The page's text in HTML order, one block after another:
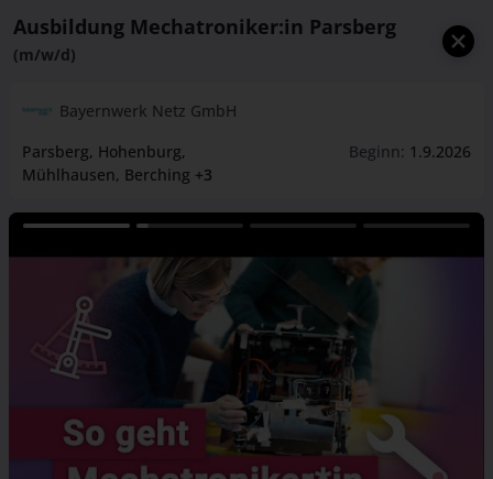
Ausbildung Mechatroniker:in Parsberg
(m/w/d)
Bayernwerk Netz GmbH
Parsberg, Hohenburg,
Mühlhausen, Berching +3
Beginn: 1.9.2026